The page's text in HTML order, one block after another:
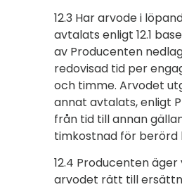
12.3 Har arvode i
avtalats enligt 12.1
av Producenten
redovisad tid per
och timme. Arvodet
annat avtalats, enligt
från tid till annan
timkostnad för berörd
12.4 Producenten äger
arvodet rätt till